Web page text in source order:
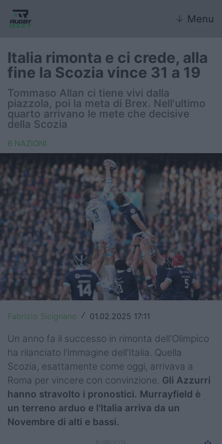
↓ Menu
Nazionali giovanili
Rugby Sevens
FIR
Internazionale
6 Nazioni
United Rugby Championship
Top14
Premiership
Champions Cup
Challenge Cup
World Rugby
Rugby World Cup
Super Rugby
Rugby in TV
Mercato
Italia rimonta e ci crede, alla
fine la Scozia vince 31 a 19
Tommaso Allan ci tiene vivi dalla
piazzola, poi la meta di Brex. Nell'ultimo
quarto arrivano le mete che decisive
della Scozia
6 NAZIONI
Fabrizio Sicignano / 01.02.2025 17:11
Un anno fa il successo in rimonta dell'Olimpico
ha rilanciato l'immagine dell'Italia. Quella
Scozia, esattamente come oggi, arrivava a
Roma per vincere con convinzione. Gli Azzurri
hanno stravolto i pronostici. Murrayfield è
un terreno arduo e l'Italia arriva da un
Novembre di alti e bassi.